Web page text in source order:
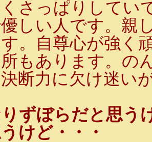
さっぱりしてい
しい人です。親
。自尊心が強く
もあります。の
断力に欠け迷い
ずぼらだと思う
けど・・・